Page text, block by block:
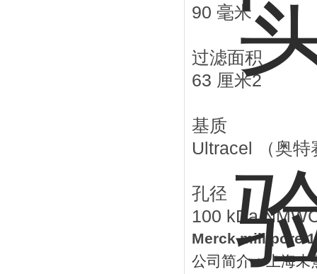
90 毫米
过滤面积
63 厘米2
基质
Ultracel （奥
孔径
100 kDa
Merck millipore
公司简介：上海未